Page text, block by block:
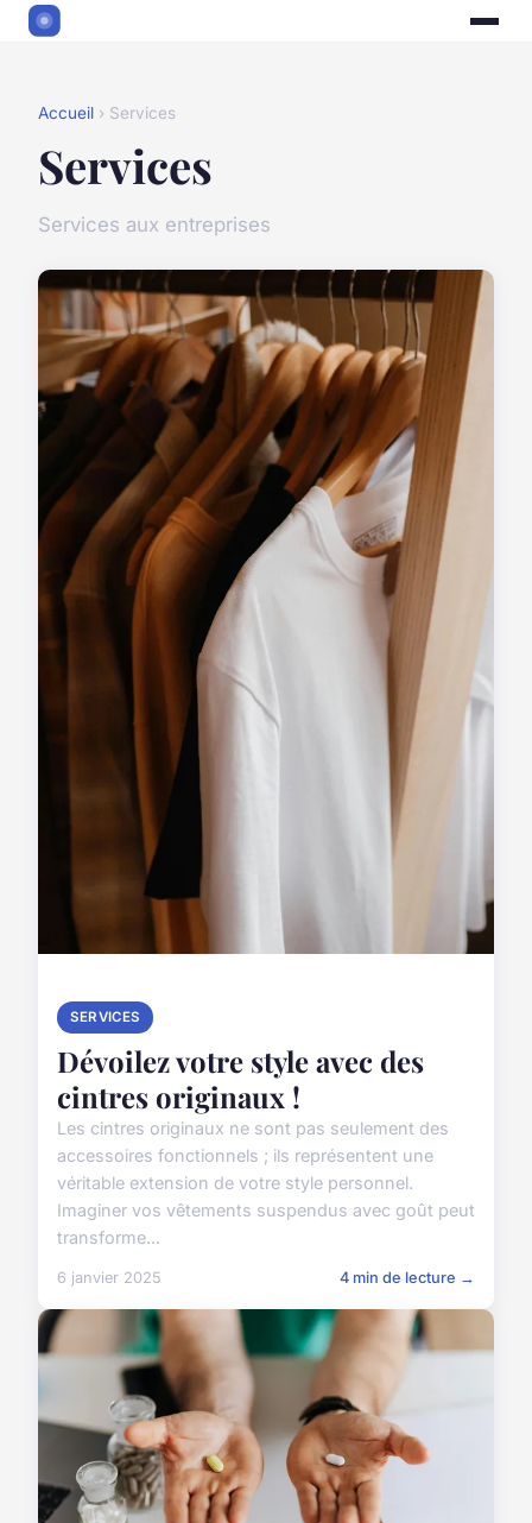
Accueil › Services
Services
Services aux entreprises
SERVICES
Dévoilez votre style avec des
cintres originaux !
Les cintres originaux ne sont pas seulement des
accessoires fonctionnels ; ils représentent une
véritable extension de votre style personnel.
Imaginer vos vêtements suspendus avec goût peut
transforme...
6 janvier 2025 4 min de lecture →